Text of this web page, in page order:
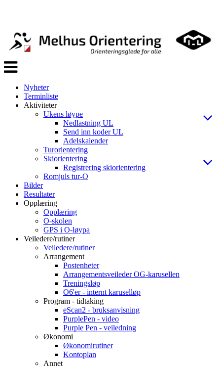
Veksle
navigasjon
Nyheter
Terminliste
Aktiviteter
Ukens løype
Nedlastning UL
Send inn koder UL
Adelskalender
Turorientering
Skiorientering
Registrering skiorientering
Romjuls tur-O
Bilder
Resultater
Opplæring
Opplæring
O-skolen
GPS i O-løypa
Veiledere/rutiner
Veiledere/rutiner
Arrangement
Postenheter
Arrangementsveileder OG-karusellen
Treningsløp
O6'er - internt karuselløp
Program - tidtaking
eScan2 - bruksanvisning
PurplePen - video
Purple Pen - veiledning
Økonomi
Økonomirutiner
Kontoplan
Annet